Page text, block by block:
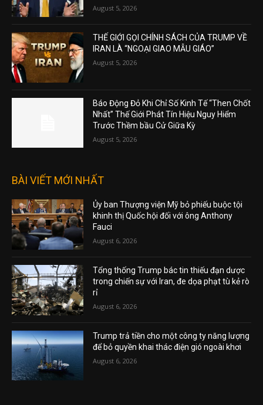
August 5, 2026
THẾ GIỚI GỌI CHÍNH SÁCH CỦA TRUMP VỀ
IRAN LÀ “NGOẠI GIAO MẪU GIÁO”
August 5, 2026
Báo Động Đỏ Khi Chỉ Số Kinh Tế “Then Chốt
Nhất” Thế Giới Phát Tín Hiệu Nguy Hiểm
Trước Thềm bầu Cử Giữa Kỳ
August 5, 2026
BÀI VIẾT MỚI NHẤT
Ủy ban Thượng viện Mỹ bỏ phiếu buộc tội
khinh thị Quốc hội đối với ông Anthony
Fauci
August 6, 2026
Tổng thống Trump bác tin thiếu đạn dược
trong chiến sự với Iran, đe dọa phạt tù kẻ rò
rỉ
August 6, 2026
Trump trả tiền cho một công ty năng lượng
để bỏ quyền khai thác điện gió ngoài khơi
August 6, 2026